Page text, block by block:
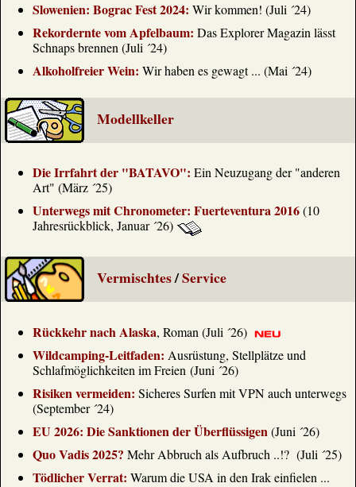
Slowenien: Bograc Fest 2024: Wir kommen! (Juli ´24)
Rekordernte vom Apfelbaum: Das Explorer Magazin lässt
Schnaps brennen (Juli ´24)
Alkoholfreier Wein: Wir haben es gewagt ... (Mai ´24)
Modellkeller
Die Irrfahrt der "BATAVO": Ein Neuzugang der "anderen
Art" (März ´25)
Unterwegs mit Chronometer: Fuerteventura 2016(10
Jahresrückblick, Januar ´26)
Vermischtes/Service
Rückkehr nach Alaska, Roman (Juli ´26)
Wildcamping-Leitfaden: Ausrüstung, Stellplätze und
Schlafmöglichkeiten im Freien (Juni ´26)
Risiken vermeiden: Sicheres Surfen mit VPN auch unterwegs
(September ´24)
EU 2026: Die Sanktionen der Überflüssigen (Juni ´26)
Quo Vadis 2025? Mehr Abbruch als Aufbruch ..!? (Juli ´25)
Tödlicher Verrat: Warum die USA in den Irak einfielen ...